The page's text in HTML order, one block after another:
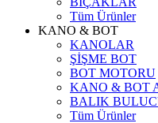
Tüm Ürünler
KANO & BOT
KANOLAR
ŞİŞME BOT
BOT MOTORU
KANO & BOT
BALIK
Tüm Ürünler